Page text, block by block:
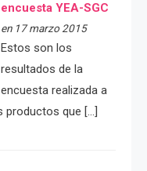
encuesta YEA-SGC
en 17 marzo 2015
Estos son los
resultados de la
encuesta realizada a
productos que […]